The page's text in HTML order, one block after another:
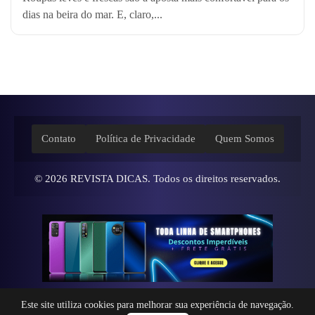
dias na beira do mar. E, claro,...
Contato Política de Privacidade Quem Somos
© 2026 REVISTA DICAS. Todos os direitos reservados.
Este site utiliza cookies para melhorar sua experiência de navegação.